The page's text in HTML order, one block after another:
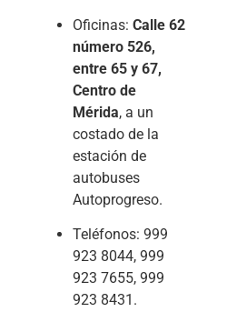
Oficinas: Calle 62
número 526,
entre 65 y 67,
Centro de
Mérida, a un
costado de la
estación de
autobuses
Autoprogreso.
Teléfonos: 999
923 8044, 999
923 7655, 999
923 8431 .